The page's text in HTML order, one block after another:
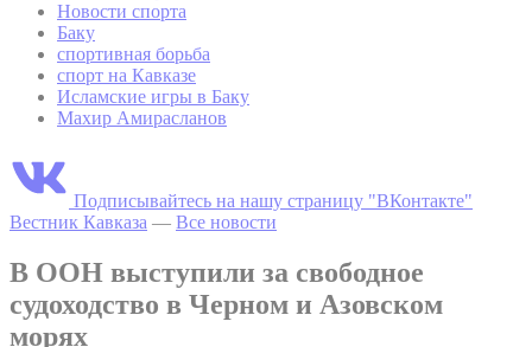
Новости спорта
Баку
спортивная борьба
спорт на Кавказе
Исламские игры в Баку
Махир Амирасланов
Подписывайтесь на нашу страницу "ВКонтакте"
Вестник Кавказа — Все новости
В ООН выступили за свободное
судоходство в Черном и Азовском
морях